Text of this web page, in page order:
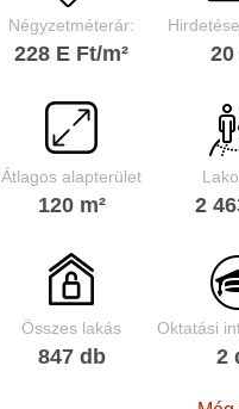
Négyzetméterár:
228 E Ft/m²
Átlagos alapterület
120 m² 2
Összes lakás
847 db
Oktatási
2